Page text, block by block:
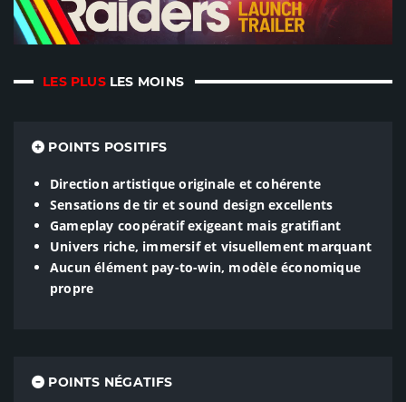
LES PLUS LES MOINS
POINTS POSITIFS
Direction artistique originale et cohérente
Sensations de tir et sound design excellents
Gameplay coopératif exigeant mais gratifiant
Univers riche, immersif et visuellement marquant
Aucun élément pay-to-win, modèle économique
propre
POINTS NÉGATIFS